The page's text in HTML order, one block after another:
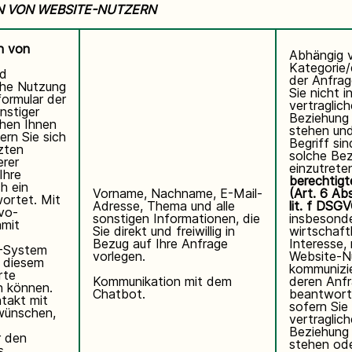
VON WEBSITE-NUTZERN
von
Nutzung
der
Ihnen
Sie sich
ein
Mit
können.
mit
den
Vorname, Nachname, E-Mail-
Adresse, Thema und alle
sonstigen Informationen, die
Sie direkt und freiwillig in
Bezug auf Ihre Anfrage
vorlegen.
Kommunikation mit dem
Chatbot.
Abhängig
der
Sie nicht
stehen
Begriff
solche
(Art. 6
lit. f
Interesse,
Website-
deren
sofern Sie
stehen